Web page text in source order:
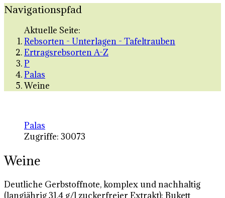
Navigationspfad
Aktuelle Seite:
Rebsorten - Unterlagen - Tafeltrauben
Ertragsrebsorten A-Z
P
Palas
Weine
Palas
Zugriffe: 30073
Weine
Deutliche Gerbstoffnote, komplex und nachhaltig
(langjährig 31,4 g/l zuckerfreier Extrakt); Bukett